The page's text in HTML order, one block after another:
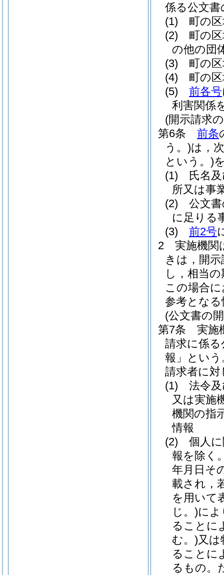
係る公文
(1)
町の
(2)
町の
の他の団
(3)
町の
(4)
町の
(5)
前各号
利害関係
(開示請求
第6条
前条
う。)は，
という。)
(1)
氏名
所又は事
(2)
公文
に足りる
(3)
前2号
2
実施機関
きは，開
し，相当
この場合
参考とな
(公文書の
第7条
実施
請求に係
報」という
請求者に
(1)
法令
又は実施
機関の指
情報
(2)
個人
報を除く
年月日そ
載され，
を用いて
じ。)に
ることに
む。)又
ることに
るもの。